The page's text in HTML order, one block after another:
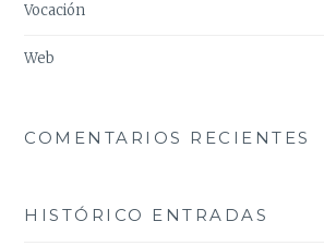
Vocación
Web
COMENTARIOS RECIENTES
HISTÓRICO ENTRADAS